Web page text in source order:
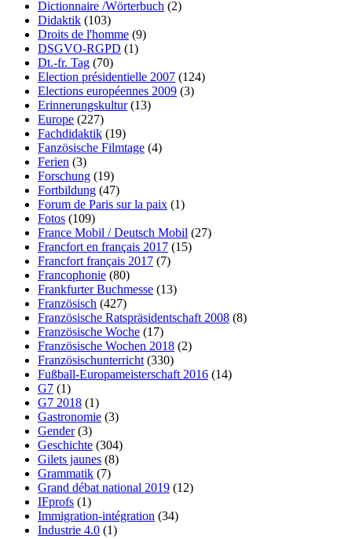
Dictionnaire /Wörterbuch (2)
Didaktik (103)
Droits de l'homme (9)
DSGVO-RGPD (1)
Dt.-fr. Tag (70)
Election présidentielle 2007 (124)
Elections européennes 2009 (3)
Erinnerungskultur(13)
Europe (227)
Fachdidaktik (19)
Fanzösische Filmtage (4)
Ferien (3)
Forschung (19)
Fortbildung (47)
Forum de Paris sur la paix (1)
Fotos (109)
France Mobil / Deutsch Mobil (27)
Francfort en français 2017 (15)
Francfort français 2017 (7)
Francophonie (80)
Frankfurter Buchmesse (13)
Französisch (427)
Französische Ratspräsidentschaft 2008 (8)
Französische Woche (17)
Französische Wochen 2018 (2)
Französischunterricht (330)
Fußball-Europameisterschaft 2016 (14)
G7 (1)
G7 2018 (1)
Gastronomie (3)
Gender(3)
Geschichte (304)
Gilets jaunes (8)
Grammatik (7)
Grand débat national 2019 (12)
IFprofs (1)
Immigration-intégration (34)
Industrie 4.0 (1)